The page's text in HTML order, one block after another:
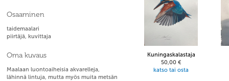
Osaaminen
taidemaalari
piirtäjä, kuvittaja
Oma kuvaus
Maalaan luontoaiheisia akvarelleja,
lähinnä lintuja, mutta myös muita metsän
Kuningaskalastaja
50,00 €
katso tai osta